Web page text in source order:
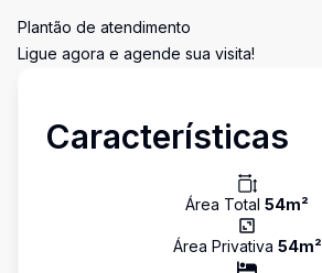
Plantão de atendimento
Ligue agora e agende sua visita!
Características
Área Total 54m²
Área Privativa 54m²